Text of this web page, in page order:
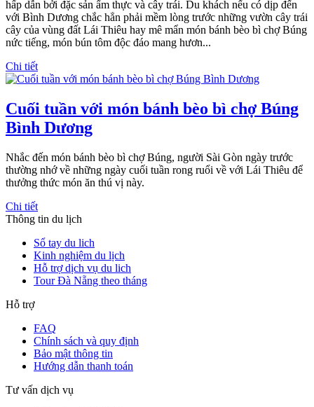
hấp dẫn bởi đặc sản ẩm thực và cây trái. Du khách nếu có dịp đến
với Bình Dương chắc hẳn phải mềm lòng trước những vườn cây trái
cây của vùng đất Lái Thiêu hay mê mẩn món bánh bèo bì chợ Búng
nức tiếng, món bún tôm độc đáo mang hươn...
Chi tiết
Cuối tuần với món bánh bèo bì chợ Búng
Bình Dương
Nhắc đến món bánh bèo bì chợ Búng, người Sài Gòn ngày trước
thường nhớ về những ngày cuối tuần rong ruổi về với Lái Thiêu để
thưởng thức món ăn thú vị này.
Chi tiết
Thông tin du lịch
Sổ tay du lich
Kinh nghiệm du lịch
Hỗ trợ dịch vụ du lich
Tour Đà Nẵng theo tháng
Hỗ trợ
FAQ
Chính sách và quy định
Bảo mật thông tin
Hướng dẫn thanh toán
Tư vấn dịch vụ